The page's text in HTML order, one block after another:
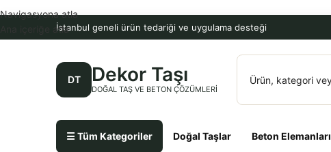
İstanbul geneli ürün tedariği ve uygulama desteği
DT Dekor Taşı
DOĞAL TAŞ VE BETON ÇÖZÜMLERI
☰ Tüm Kategoriler Doğal Taşlar Beton Elemanları
Navigasyona atla
Ana içeriğe atla